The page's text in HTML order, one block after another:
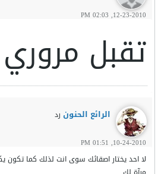
تقبل مروري
الرائع الحنونرد
10-24-2010, 01:51 PM
لا احد يختار اصقائك سوى انت لذلك كما تكون
مرآة لك